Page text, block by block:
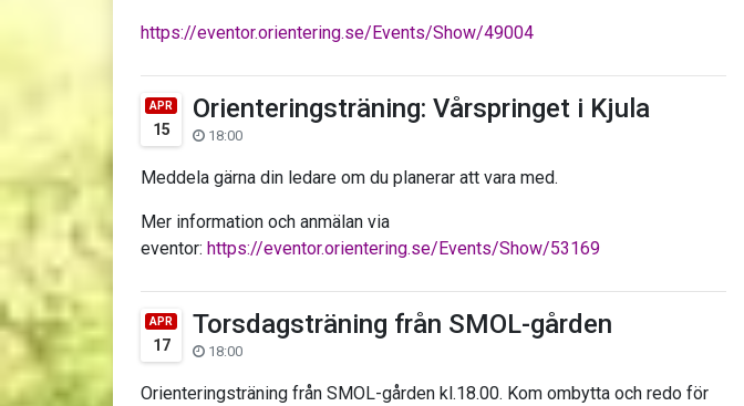
https://eventor.orientering.se/Events/Show/49004
APR
15
Orienteringsträning: Vårspringet i Kjula
18:00
Meddela gärna din ledare om du planerar att vara med.
Mer information och anmälan via
eventor: https://eventor.orientering.se/Events/Show/53169
APR
17
Torsdagsträning från SMOL-gården
18:00
Orienteringsträning från SMOL-gården kl.18.00. Kom ombytta och redo för